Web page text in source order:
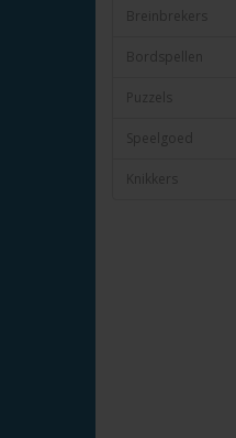
Breinbrekers
Bordspellen
Puzzels
Speelgoed
Knikkers